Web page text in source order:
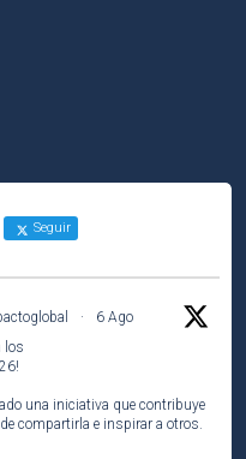
Seguir
·
6 Ago
los
!
una iniciativa que contribuye
compartirla e inspirar a otros.